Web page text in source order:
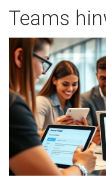
Teams